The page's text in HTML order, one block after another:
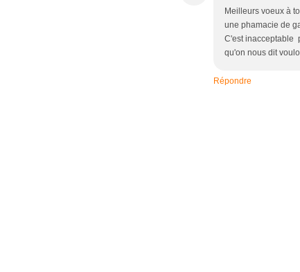
Meilleurs voeux à
une phamacie de
C'est inacceptable
qu'on nous dit
Répondre